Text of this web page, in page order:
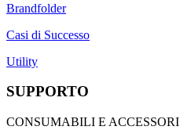
Brandfolder
Casi di Successo
Utility
SUPPORTO
CONSUMABILI E ACCESSORI